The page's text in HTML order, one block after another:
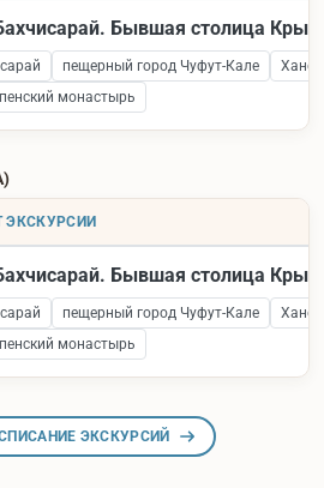
Бывшая столица
пещерный город Чуфут-Кале
монастырь
Бывшая столица
пещерный город Чуфут-Кале
монастырь
ЭКСКУРСИЙ